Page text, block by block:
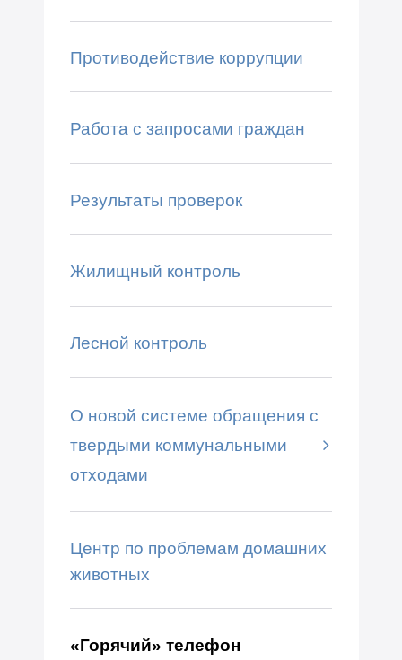
Противодействие коррупции
Работа с запросами граждан
Результаты проверок
Жилищный контроль
Лесной контроль
О новой системе обращения с
твердыми коммунальными
отходами
Центр по проблемам домашних
животных
«Горячий» телефон